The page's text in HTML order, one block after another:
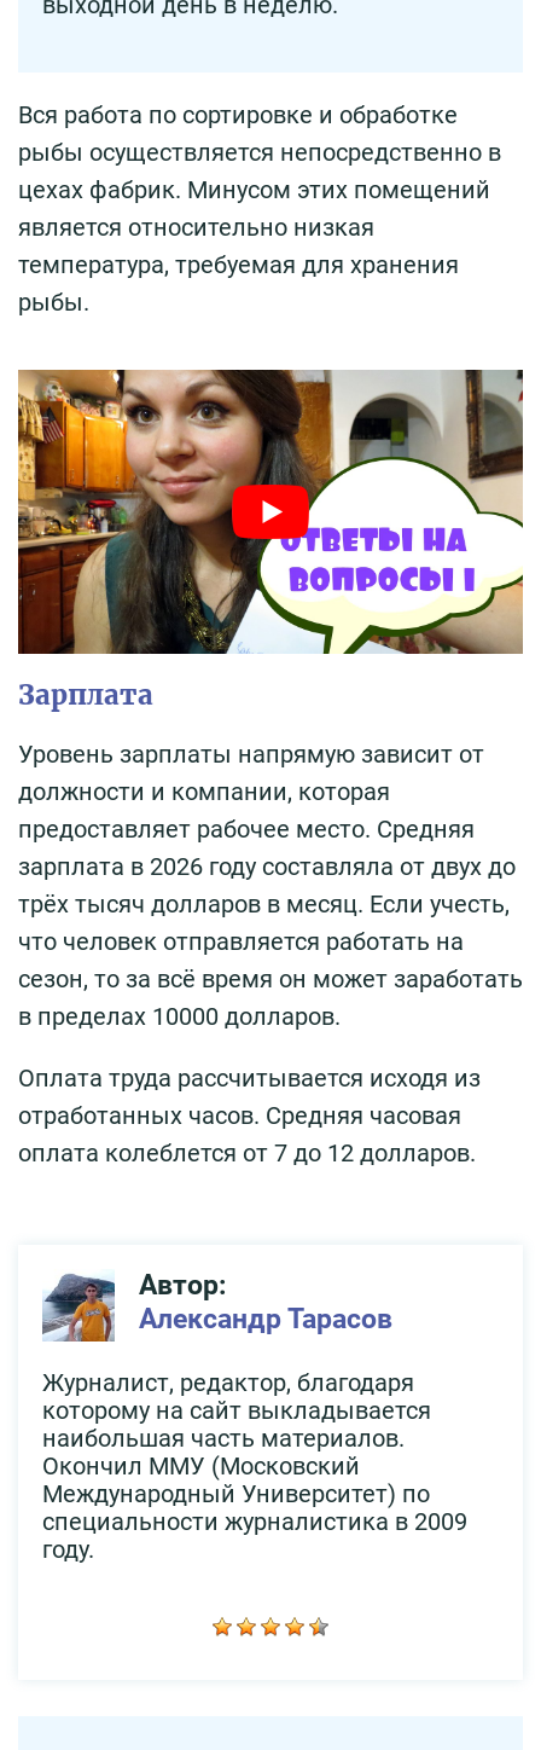
Вся работа по сортировке и обработке
рыбы осуществляется непосредственно в
цехах фабрик. Минусом этих помещений
является относительно низкая
температура, требуемая для хранения
рыбы.
Зарплата
Уровень зарплаты напрямую зависит от
должности и компании, которая
предоставляет рабочее место. Cредняя
зарплата в 2026 году составляла от двух до
трёх тысяч долларов в месяц. Если учесть,
что человек отправляется работать на
сезон, то за всё время он может заработать
в пределах 10000 долларов.
Оплата труда рассчитывается исходя из
отработанных часов. Средняя часовая
оплата колеблется от 7 до 12 долларов.
Автор:
Александр Тарасов
Журналист, редактор, благодаря
которому на сайт выкладывается
наибольшая часть материалов.
Окончил ММУ (Московский
Международный Университет) по
специальности журналистика в 2009
году.